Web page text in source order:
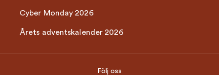
Cyber Monday 2026
Årets adventskalender 2026
Följ oss